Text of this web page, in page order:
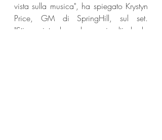
vista sulla musica", ha spiegato Krystyn
Price, GM di SpringHill, sul set.
"Stiamo introducendo nuovi volti che la